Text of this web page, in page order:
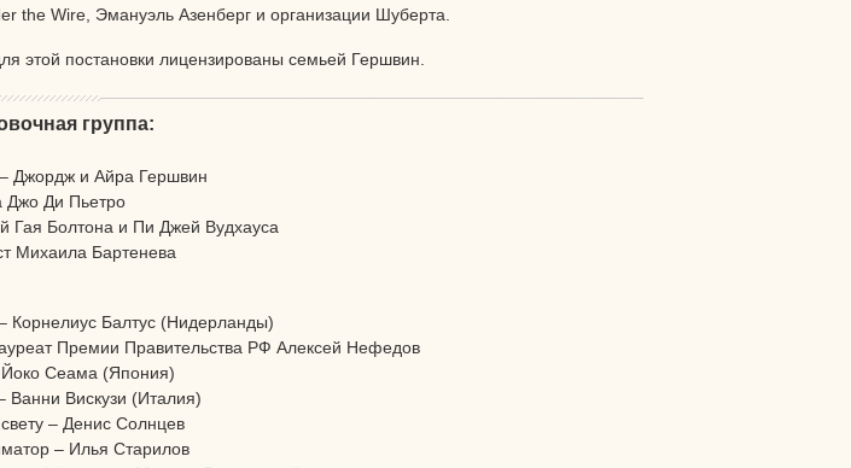
Wire, Эмануэль Азенберг и организации Шуберта.
этой постановки лицензированы семьей Гершвин.
группа:
Джордж и Айра Гершвин
Джо Ди Пьетро
Гая Болтона и Пи Джей Вудхауса
Михаила Бартенева
Корнелиус Балтус (Нидерланды)
Премии Правительства РФ Алексей Нефедов
Сеама (Япония)
Ванни Вискузи (Италия)
– Денис Солнцев
– Илья Старилов